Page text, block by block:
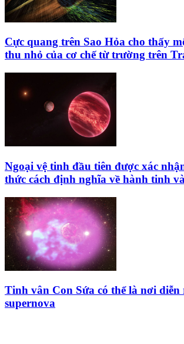
Cực quang trên Sao Hỏa cho thấy
thu nhỏ của cơ chế từ trường trên
Ngoại vệ tinh đầu tiên được xác
thức cách định nghĩa về hành tinh
Tinh vân Con Sứa có thể là nơi
supernova